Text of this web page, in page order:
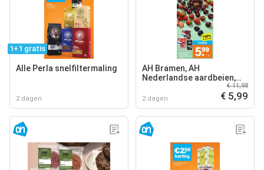
1+1 gratis
Alle Perla snelfiltermaling
2 dagen
AH Bramen, AH
Nederlandse aardbeien,
AH Nederlandse kersen
2 dagen
€ 11,98
€ 5,99